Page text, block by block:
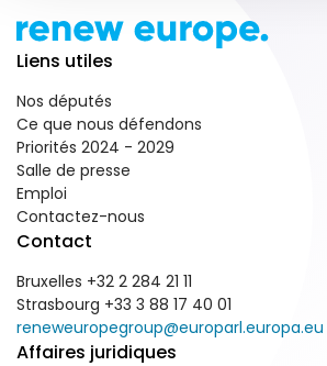
Liens utiles
Nos députés
Ce que nous défendons
Priorités 2024 - 2029
Salle de presse
Emploi
Contactez-nous
Contact
Bruxelles +32 2 284 21 11
Strasbourg +33 3 88 17 40 01
reneweuropegroup@europarl.europa.eu
Affaires juridiques